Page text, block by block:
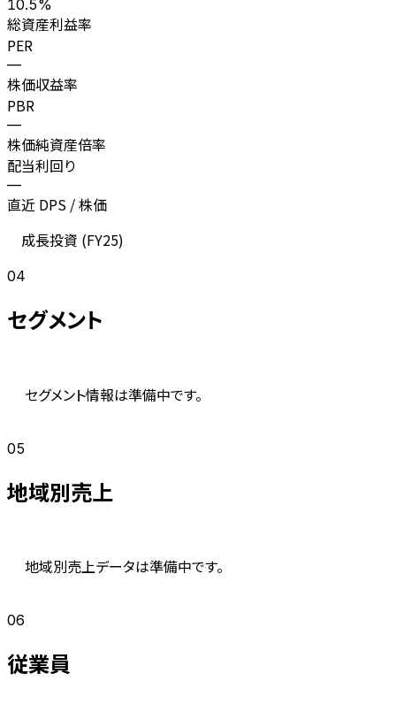
10.5%
総資産利益率
PER
—
株価収益率
PBR
—
株価純資産倍率
配当利回り
—
直近 DPS / 株価
成長投資 (FY25)
04
セグメント
セグメント情報は準備中です。
05
地域別売上
地域別売上データは準備中です。
06
従業員